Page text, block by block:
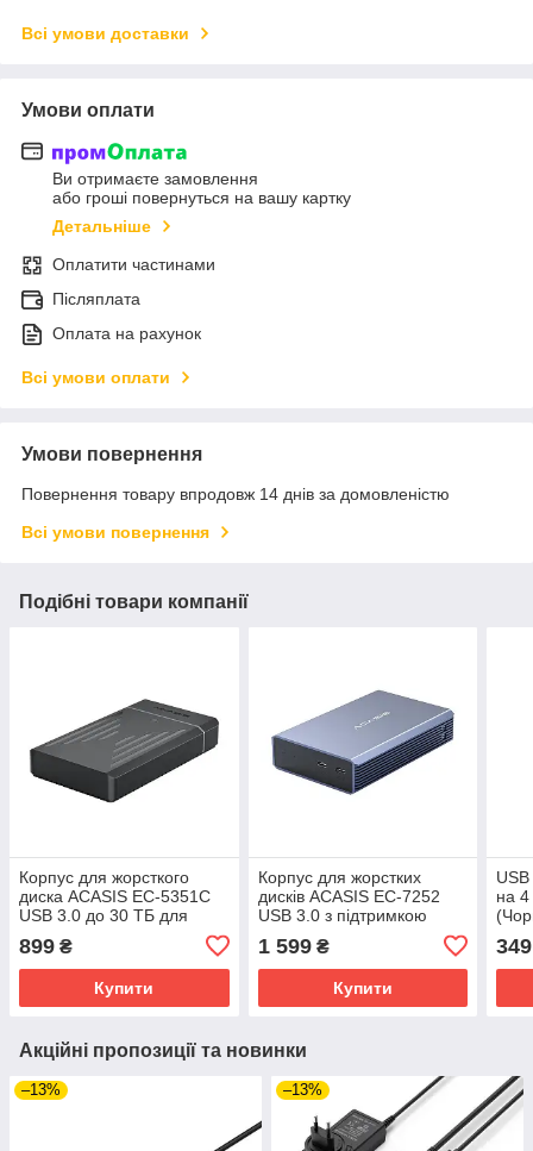
Всі умови доставки
Умови оплати
Ви отримаєте замовлення
або гроші повернуться на вашу картку
Детальніше
Оплатити частинами
Післяплата
Оплата на рахунок
Всі умови оплати
Умови повернення
Повернення товару впродовж 14 днів за домовленістю
Всі умови повернення
Подібні товари компанії
Корпус для жорсткого
диска ACASIS EC-5351C
USB 3.0 до 30 ТБ для
(Чорний)
899 ₴
Купити
Корпус для жорстких
дисків ACASIS EC-7252
USB 3.0 з підтримкою
RAID до 12 ТБ для SATA
HDD/SSD 2,5 дюйма
(Синій)
1 599₴
Купити
на 4
349
Акційні пропозиції та новинки
–13% –13%